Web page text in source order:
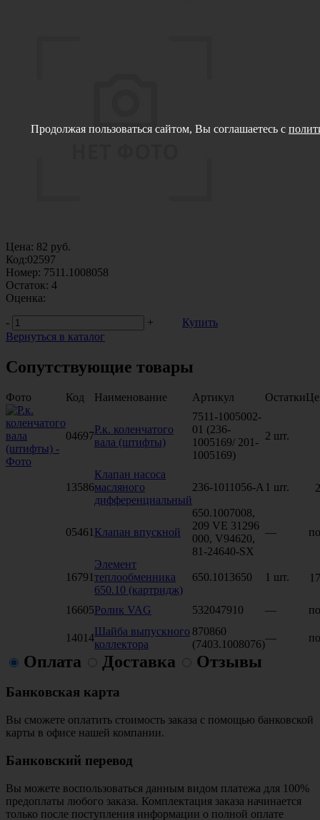
Цена: 82 руб.
Код:02597
Номер: 7511.1008058
Остаток: 4
Оценка:
-
+
Купить
Вернуться в каталог
Сопутствующие товары
Фото Код Наименование Артикул Остатки
04697
Р.к. коленчатого
вала (штифты)
7511-1005002-
01 (236-
1005169/ 201-
1005169)
2 шт.
13586
Клапан насоса
масляного
дифференциальный
236-1011056-А 1 шт.
05461 Клапан впускной
650.1007008,
209 VE 31296
000, V94620,
81-24640-SX
—
16791
Элемент
теплообменника
650.10 (картридж)
650.1013650 1 шт.
16605Ролик VAG 532047910 —
14014
Шайба выпускного
коллектора
870860
(7403.1008076)
—
Оплата Доставка Отзывы
Банковская карта
Вы сможете оплатить стоимость заказа с помощью банковской
карты в офисе нашей компании.
Банковский перевод
Вы можете воспользоваться данным видом платежа для 100%
предоплаты любого заказа. Комплектация заказа начинается
только после поступления информации о полной оплате
Продолжая пользоваться сайтом, Вы соглашаетесь с